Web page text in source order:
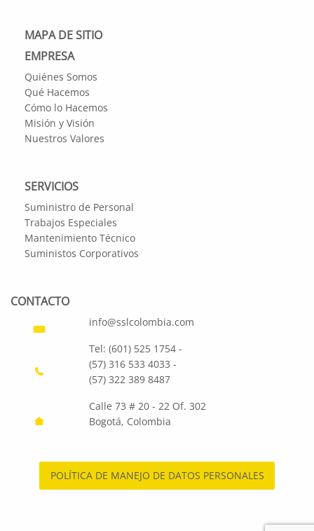
MAPA DE SITIO
EMPRESA
Quiénes Somos
Qué Hacemos
Cómo lo Hacemos
Misión y Visión
Nuestros Valores
SERVICIOS
Suministro de Personal
Trabajos Especiales
Mantenimiento Técnico
Suministos Corporativos
CONTACTO
info@sslcolombia.com
Tel: (601) 525 1754 -
(57) 316 533 4033 -
(57) 322 389 8487
Calle 73 # 20 - 22 Of. 302
Bogotá, Colombia
POLÍTICA DE MANEJO DE DATOS PERSONALES